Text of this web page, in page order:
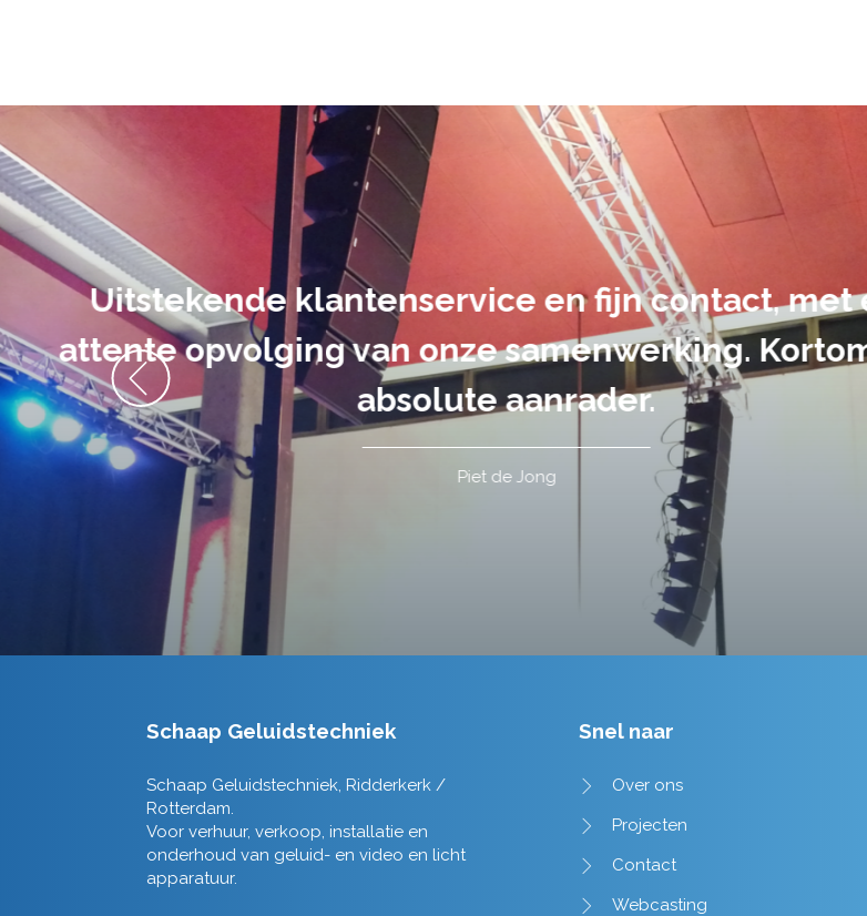
De audiovisuele uitvoering van
volledig uit handen gegeven en dat
tot in de puntjes
Tim de Lange
Schaap Geluidstechniek
Schaap Geluidstechniek, Ridderkerk /
Rotterdam.
Voor verhuur, verkoop, installatie en
onderhoud van geluid- en video en licht
apparatuur.
Snel naar
Over ons
Projecten
Contact
Webcasting